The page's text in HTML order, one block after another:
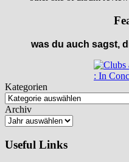
was du auch sagst,
: In
Kategorien
Archiv
Useful Links